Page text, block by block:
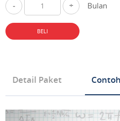
- + Bulan
BELI
Detail Paket